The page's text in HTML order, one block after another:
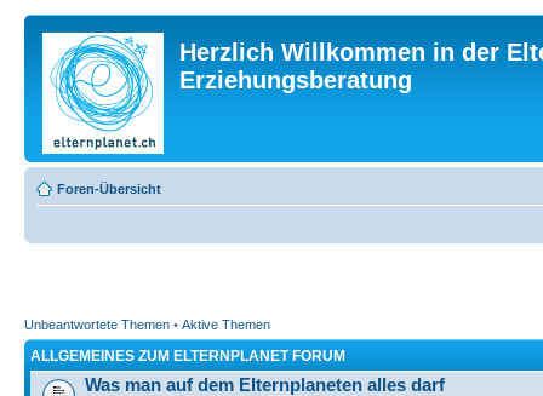
Herzlich Willkommen in der
Erziehungsberatung
Foren-Übersicht
Unbeantwortete Themen • Aktive Themen
ALLGEMEINES ZUM ELTERNPLANET FORUM
Was man auf dem Elternplaneten alles darf